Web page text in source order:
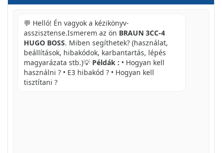
💬 Helló! Én vagyok a kézikönyv-
asszisztense.Ismerem az ön BRAUN 3CC-4
HUGO BOSS. Miben segíthetek? (használat,
beállítások, hibakódok, karbantartás, lépés
magyarázata stb.)💡 Példák : • Hogyan kell
használni ? • E3 hibakód ? • Hogyan kell
tisztítani ?